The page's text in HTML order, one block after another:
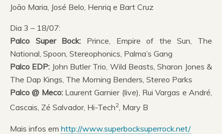
João Maria, José Belo, Henriq e Bart Cruz
Dia 3 – 18/07:
Palco Super Bock: Prince, Empire of the Sun, The
National, Spoon, Stereophonics, Palma’s Gang
Palco EDP: John Butler Trio, Wild Beasts, Sharon Jones &
The Dap Kings, The Morning Benders, Stereo Parks
Palco @ Meco:Laurent Garnier (live), Rui Vargas e André,
Cascais, Zé Salvador, Hi-Tech2, Mary B
Mais infos em http://www.superbocksuperrock.net/